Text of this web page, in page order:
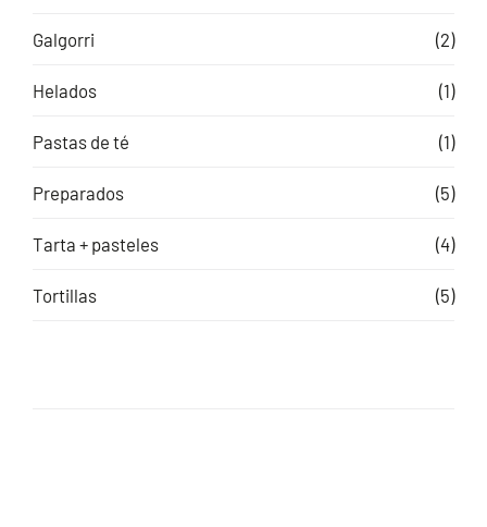
Galgorri (2)
Helados (1)
Pastas de té (1)
Preparados (5)
Tarta + pasteles (4)
Tortillas (5)